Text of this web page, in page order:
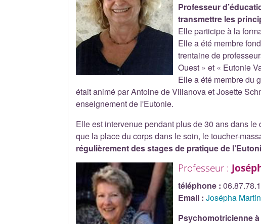
Professeur
transmettre les
Elle participe à la
Elle a été membre
trentaine de
Ouest » et « Eutonie
Elle a été membre du
était animé par Antoine de Villanova et Josette
enseignement de l'Eutonie.
Elle est intervenue pendant plus de 30 ans dans
que la place du corps dans le soin, le toucher-
régulièrement des stages de pratique de
Professeur :
téléphone :
Email : Josépha
Psychomotricienne